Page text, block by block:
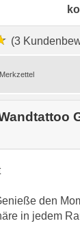
(3
den
in jedem